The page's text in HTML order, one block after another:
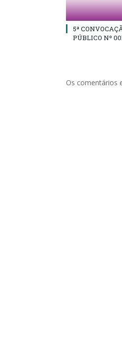
5ª
PÚBLICO Nº
Os comentários